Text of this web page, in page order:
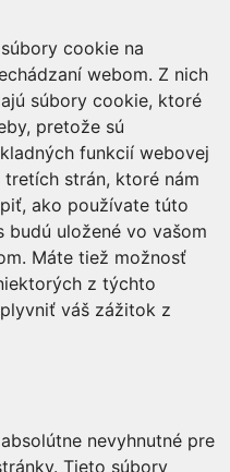
cookie na
webom. Z nich
súbory cookie, ktoré
pretože sú
funkcií webovej
strán, ktoré nám
ako používate túto
uložené vo vašom
Máte tiež možnosť
z týchto
váš zážitok z
nevyhnutné pre
Tieto súbory